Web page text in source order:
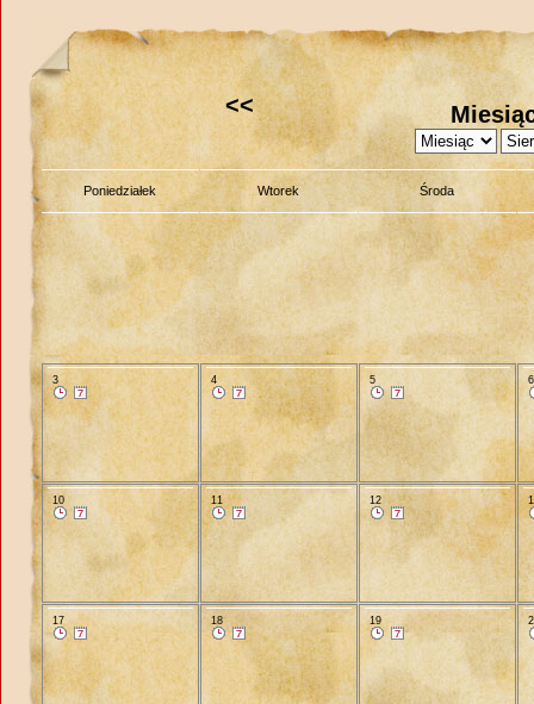
<<
Poniedziałek Wtorek Środa
3 4 5 6
10 11 12
17 18 19